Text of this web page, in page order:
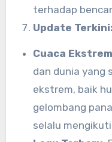
terhadap
Update Terkini:
Cuaca Ekstrem
dan dunia yang
ekstrem, baik
gelombang
selalu